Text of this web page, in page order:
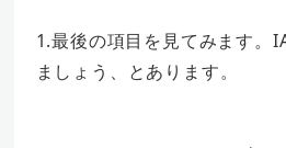
1.最後の項目を見てみます。
ましょう、とあります。